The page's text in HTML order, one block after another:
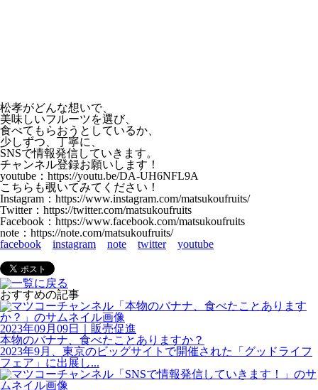
松孝がどんな想いで、
美味しいフルーツを選び、
食べてもらおうとしているか、
少しずつ、丁寧に、
SNSで情報発信していきます。
チャンネル登録お願いします！
youtube：https://youtu.be/DA-UH6NFL9A
こちらも覗いてみてください！
Instagram：https://www.instagram.com/matsukoufruits/
Twitter：https://twitter.com/matsukoufruits
Facebook：https://www.facebook.com/matsukoufruits
note：https://note.com/matsukoufruits/
facebook
instagram note twitter youtube
おすすめの記事
2023年09月09日
販売促進
本物のバナナ、食べたことありますか？
2023年9月、東京のビッグサイトで開催された「グッドライフ
フェア」に出展し...